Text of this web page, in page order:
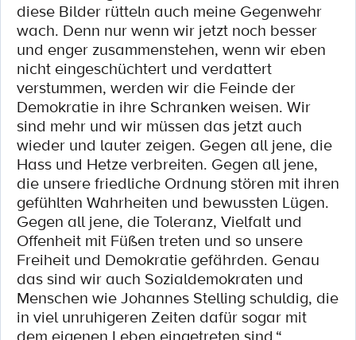
diese Bilder rütteln auch meine Gegenwehr
wach. Denn nur wenn wir jetzt noch besser
und enger zusammenstehen, wenn wir eben
nicht eingeschüchtert und verdattert
verstummen, werden wir die Feinde der
Demokratie in ihre Schranken weisen. Wir
sind mehr und wir müssen das jetzt auch
wieder und lauter zeigen. Gegen all jene, die
Hass und Hetze verbreiten. Gegen all jene,
die unsere friedliche Ordnung stören mit ihren
gefühlten Wahrheiten und bewussten Lügen.
Gegen all jene, die Toleranz, Vielfalt und
Offenheit mit Füßen treten und so unsere
Freiheit und Demokratie gefährden. Genau
das sind wir auch Sozialdemokraten und
Menschen wie Johannes Stelling schuldig, die
in viel unruhigeren Zeiten dafür sogar mit